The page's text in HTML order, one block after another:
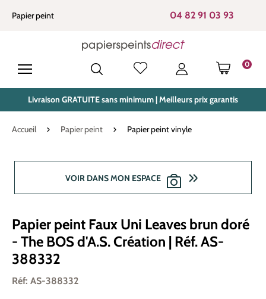
principal
Papier peint 04 82 91 03 93
0
LE
Livraison GRATUITE sans minimum | Meilleurs prix garantis
Accueil Papier peint Papier peint vinyle
VOIR DANS MON ESPACE
Papier peint Faux Uni Leaves brun doré
- The BOS d'A.S. Création | Réf. AS-
388332
Réf: AS-388332